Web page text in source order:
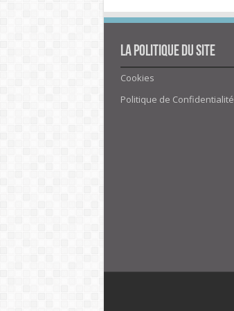
La politique du site
Cookies
Politique de Confidentialité